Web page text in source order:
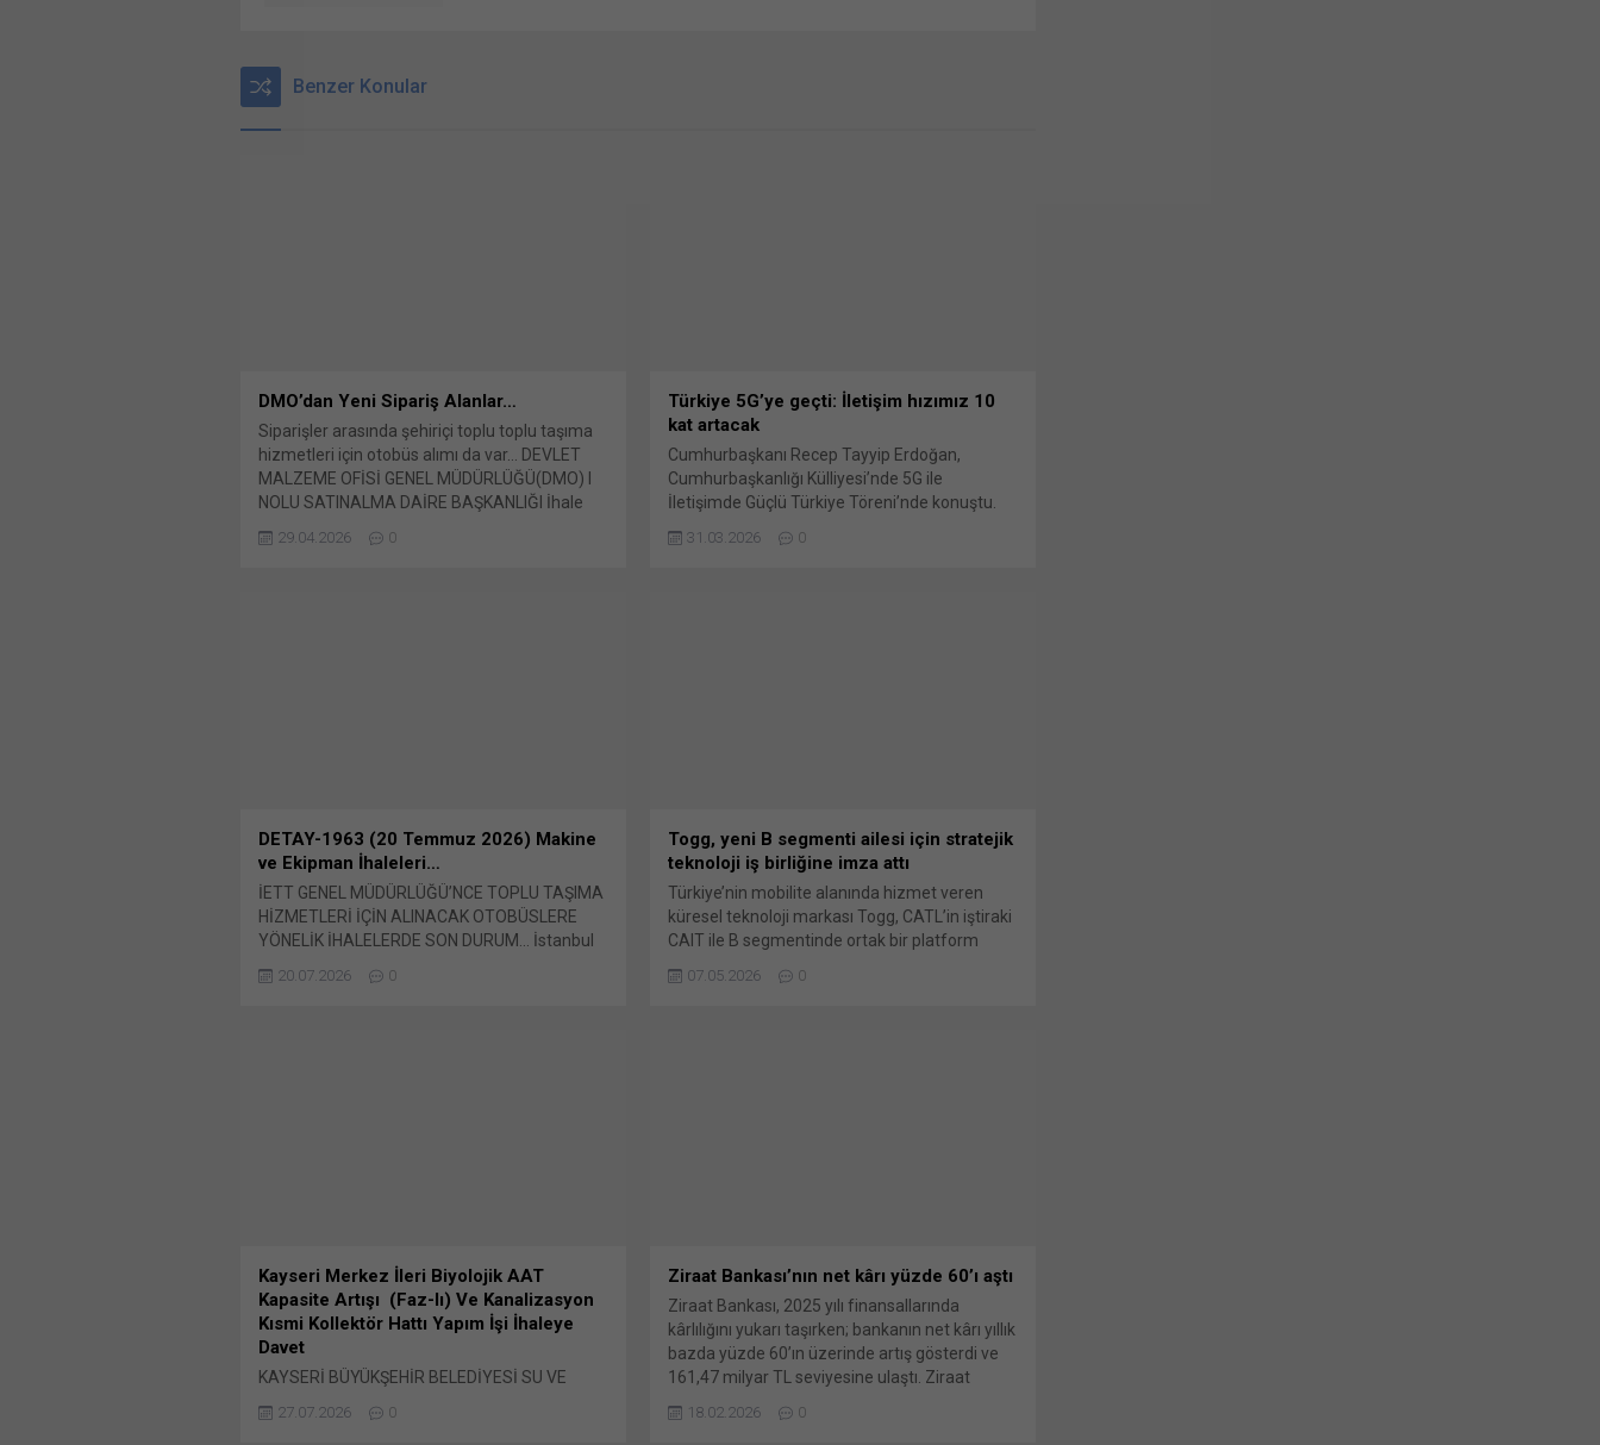
Benzer Konular
DMO’dan Yeni Sipariş Alanlar…
Siparişler arasında şehiriçi toplu toplu taşıma
hizmetleri için otobüs alımı da var… DEVLET
MALZEME OFİSİ GENEL MÜDÜRLÜĞÜ(DMO) I
NOLU SATINALMA DAİRE BAŞKANLIĞI İhale
kayıt numarası: Bunu paylaş: X'te paylaşmak
için tıklayın (Yeni pencerede açılır) X Linkedln
29.04.2026 0
Türkiye 5G’ye geçti: İletişim hızımız 10
kat artacak
Cumhurbaşkanı Recep Tayyip Erdoğan,
Cumhurbaşkanlığı Külliyesi’nde 5G ile
İletişimde Güçlü Türkiye Töreni’nde konuştu.
Erdoğan burada yaptığı konuşmada “Yaygın
kapsama hedefiyle Türkiye’nin dört bir yanını
31.03.2026 0
DETAY-1963 (20 Temmuz 2026) Makine
ve Ekipman İhaleleri…
İETT GENEL MÜDÜRLÜĞÜ’NCE TOPLU TAŞIMA
HİZMETLERİ İÇİN ALINACAK OTOBÜSLERE
YÖNELİK İHALELERDE SON DURUM… İstanbul
Müdürlüğü’nce daha önce ihalelerine çıkılan ve
20.07.2026 0
Togg, yeni B segmenti ailesi için stratejik
teknoloji iş birliğine imza attı
Türkiye’nin mobilite alanında hizmet veren
küresel teknoloji markası Togg, CATL’in iştiraki
CAIT ile B segmentinde ortak bir platform
gerçekleştirdi. Togg kullanıcı deneyimi, ürün
07.05.2026 0
Kayseri Merkez İleri Biyolojik AAT
Kapasite Artışı (Faz-Iı) Ve Kanalizasyon
Kısmi Kollektör Hattı Yapım İşi İhaleye
Davet
KAYSERİ BÜYÜKŞEHİR BELEDİYESİ SU VE
MÜDÜRLÜĞÜ İHALEYE DAVET BELEDİYE
27.07.2026 0
Ziraat Bankası’nın net kârı yüzde 60’ı aştı
Ziraat Bankası, 2025 yılı finansallarında
kârlılığını yukarı taşırken; bankanın net kârı yıllık
bazda yüzde 60’ın üzerinde artış gösterdi ve
161,47 milyar TL seviyesine ulaştı. Ziraat
tamamında sektörden daha güçlü gelişim
18.02.2026 0